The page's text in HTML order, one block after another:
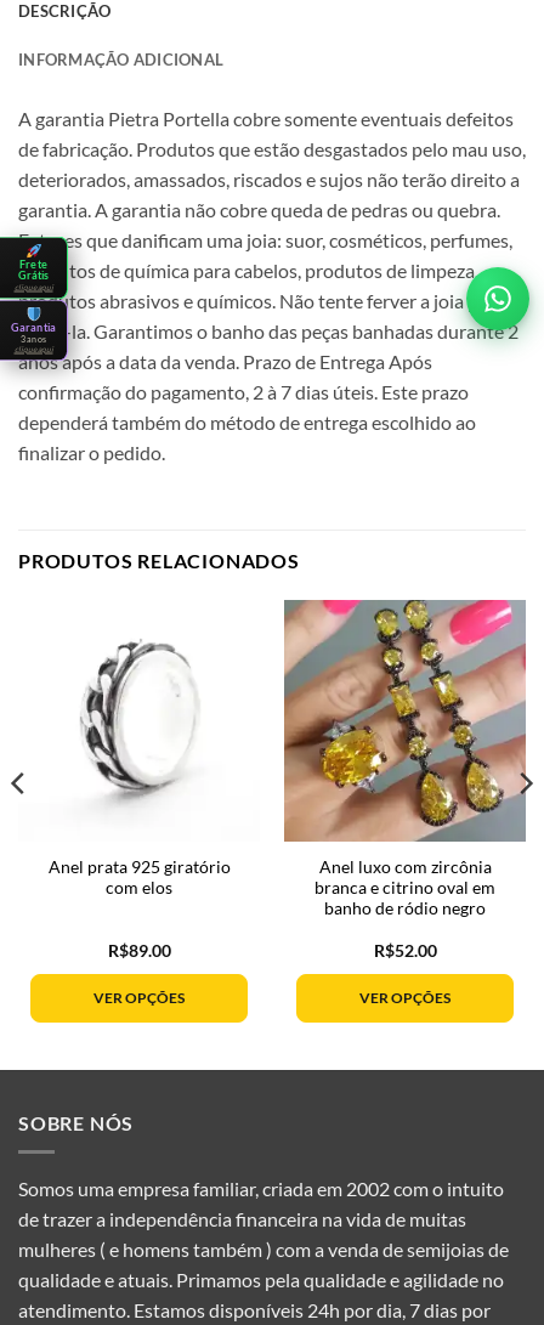
DESCRIÇÃO
INFORMAÇÃO ADICIONAL
A garantia Pietra Portella cobre somente eventuais defeitos
de fabricação. Produtos que estão desgastados pelo mau uso,
deteriorados, amassados, riscados e sujos não terão direito a
garantia. A garantia não cobre queda de pedras ou quebra.
Fatores que danificam uma joia: suor, cosméticos, perfumes,
produtos de química para cabelos, produtos de limpeza,
produtos abrasivos e químicos. Não tente ferver a joia para
limpá-la. Garantimos o banho das peças banhadas durante 2
anos após a data da venda. Prazo de Entrega Após
confirmação do pagamento, 2 à 7 dias úteis. Este prazo
dependerá também do método de entrega escolhido ao
finalizar o pedido.
PRODUTOS RELACIONADOS
Anel prata 925 giratório
com elos
R$89.00
VER OPÇÕES
opções
podem
escolhidas
na
página
Anel luxo com zircônia
branca e citrino oval em
banho de ródio negro
R$52.00
VER OPÇÕES
opções
podem
escolhidas
na
página
SOBRE NÓS
Somos uma empresa familiar, criada em 2002 com o intuito
de trazer a independência financeira na vida de muitas
mulheres ( e homens também ) com a venda de semijoias de
qualidade e atuais. Primamos pela qualidade e agilidade no
atendimento. Estamos disponíveis 24h por dia, 7 dias por
Frete
Grátis
clique aqui
Garantia
3 anos
clique aqui